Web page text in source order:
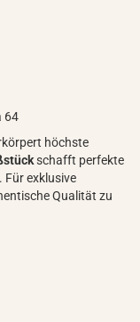
64
höchste
schafft perfekte
Für exklusive
Qualität zu